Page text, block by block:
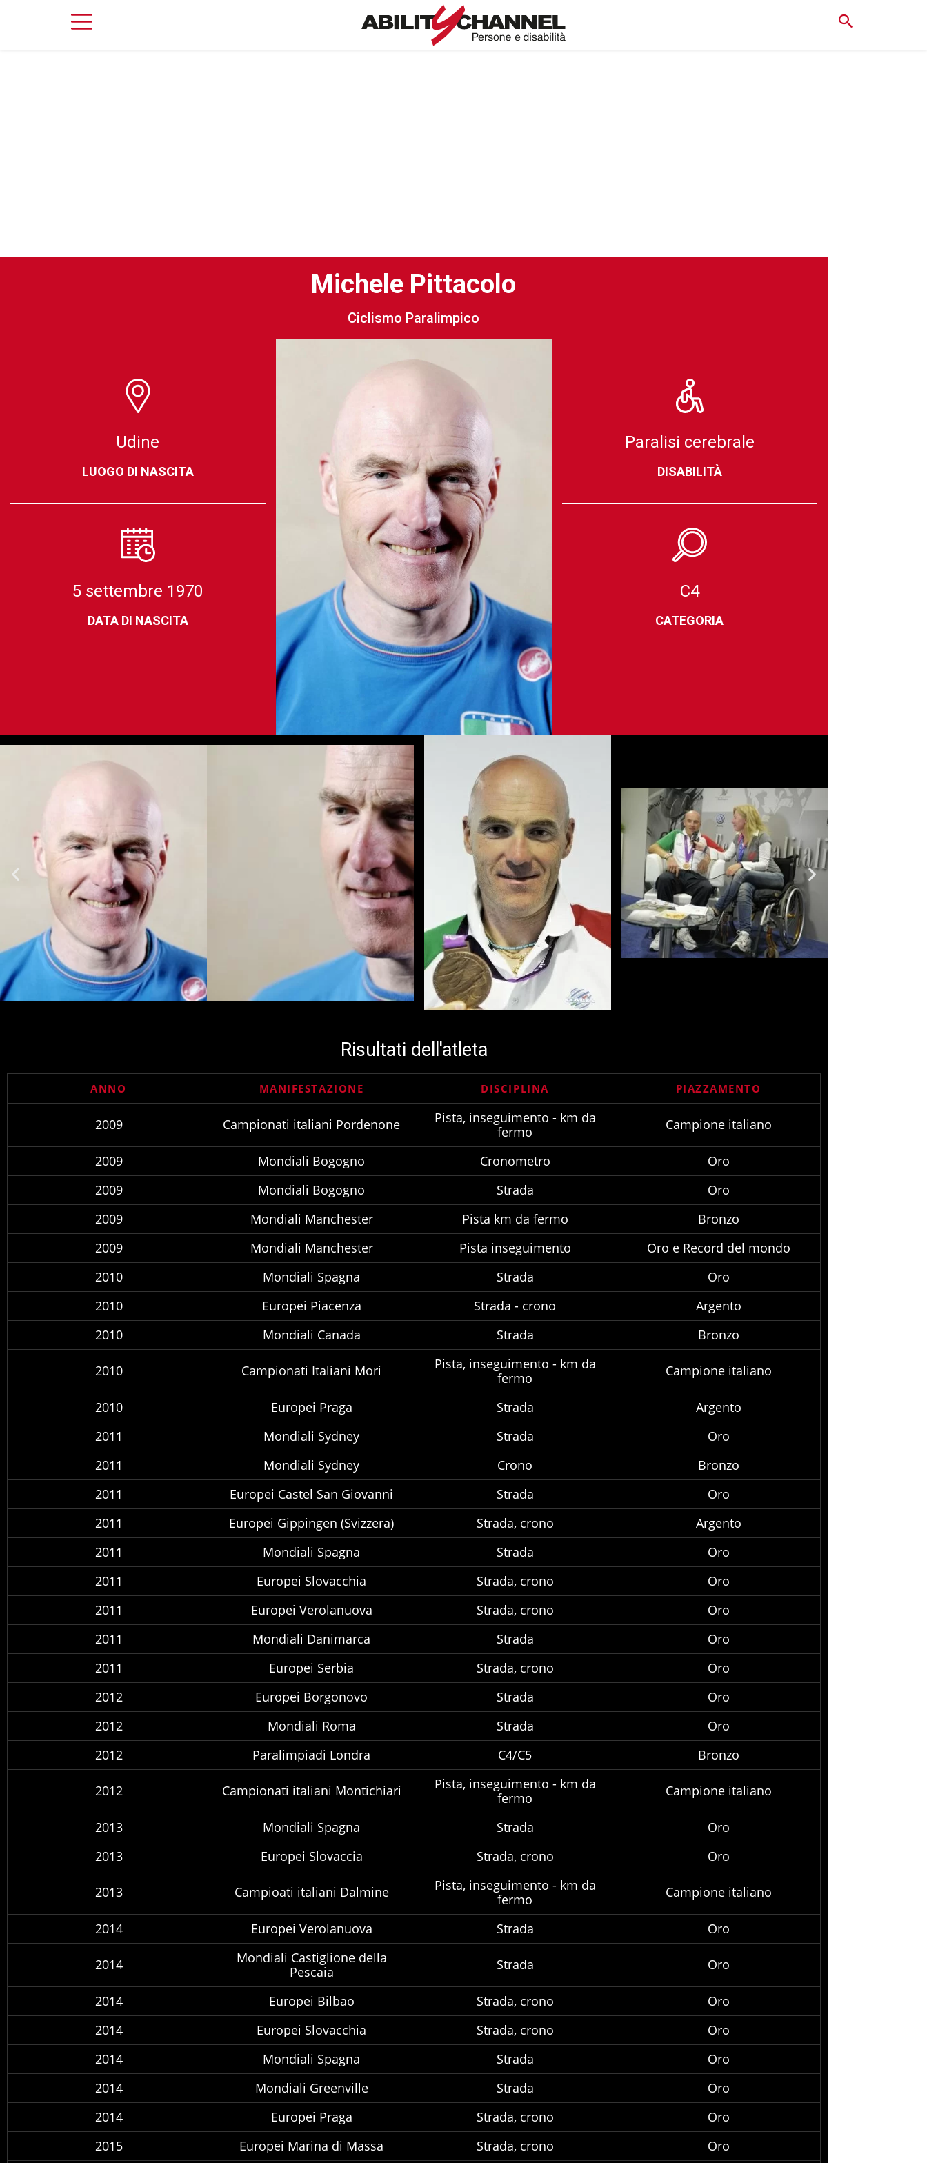
Udine
LUOGO DI NASCITA
5 settembre 1970
DATA DI NASCITA
Michele Pittacolo
Ciclismo Paralimpico
Paralisi cerebrale
DISABILITÀ
C4
CATEGORIA
Risultati dell'atleta
ANNO MANIFESTAZIONE DISCIPLINA PIAZZAMENTO
2009 Campionati italiani Pordenone
Pista, inseguimento - km da
fermo
Campione italiano
2009 Mondiali Bogogno Cronometro
Oro
2009
Mondiali Bogogno Strada
Oro
2009
Mondiali Manchester Pista km da fermo
Bronzo
2009
Mondiali Manchester Pista inseguimento
Oro e Record del mondo
2010
Mondiali Spagna Strada
Oro
2010
Europei Piacenza Strada - crono
Argento
2010
Mondiali Canada Strada Bronzo
2010 Campionati Italiani Mori
Pista, inseguimento - km da
fermo
Campione italiano
2010 Europei Praga Strada
Argento
2011
Mondiali Sydney Strada
Oro
2011
Mondiali Sydney Crono
Bronzo
2011
Europei Castel San Giovanni Strada
Oro
2011
Europei Gippingen (Svizzera) Strada, crono
Argento
2011
Mondiali Spagna Strada
Oro
2011
Europei Slovacchia Strada, crono
Oro
2011
Europei Verolanuova Strada, crono
Oro
2011
Mondiali Danimarca Strada
Oro
2011
Europei Serbia Strada, crono
Oro
2012
Europei Borgonovo Strada
Oro
2012
Mondiali Roma Strada
Oro
2012
Paralimpiadi Londra C4/C5 Bronzo
2012 Campionati italiani Montichiari
Pista, inseguimento - km da
fermo
Campione italiano
2013 Mondiali Spagna Strada
Oro
2013
Europei Slovaccia Strada, crono Oro
2013 Campioati italiani Dalmine
Pista, inseguimento - km da
fermo
Campione italiano
2014 Europei Verolanuova Strada Oro
2014
Mondiali Castiglione della
Pescaia
Strada Oro
2014 Europei Bilbao Strada, crono
Oro
2014
Europei Slovacchia Strada, crono
Oro
2014
Mondiali Spagna Strada
Oro
2014
Mondiali Greenville Strada
Oro
2014
Europei Praga Strada, crono
Oro
2015
Europei Marina di Massa Strada, crono Oro